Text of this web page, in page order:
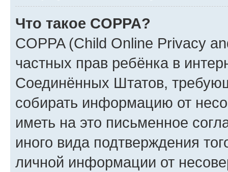
Что такое COPPA?
COPPA (Child Online Privacy
частных прав ребёнка в
Соединённых Штатов,
собирать информацию от
иметь на это письменное
иного вида подтверждения
личной информации от